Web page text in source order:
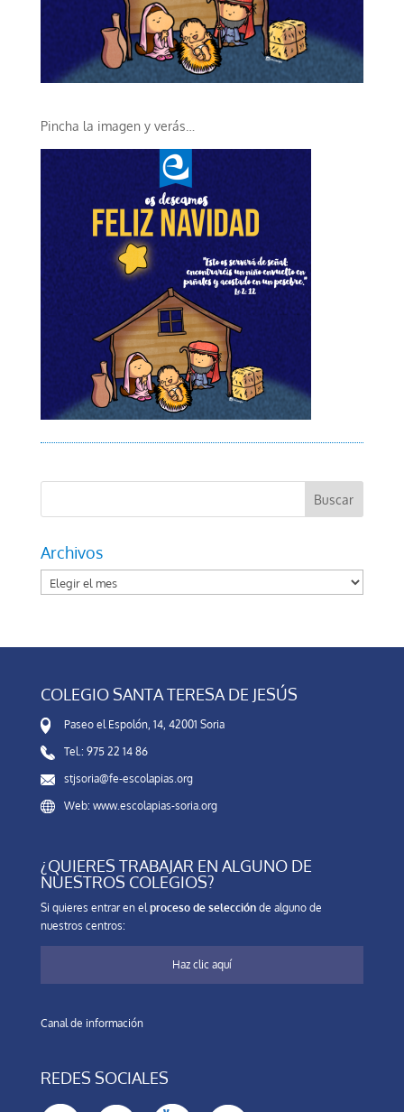
Pincha la imagen y verás…
Archivos
Archivos
COLEGIO SANTA TERESA DE JESÚS
Paseo el Espolón, 14, 42001 Soria
Tel.: 975 22 14 86
stjsoria@fe-escolapias.org
Web: www.escolapias-soria.org
¿QUIERES TRABAJAR EN ALGUNO DE
NUESTROS COLEGIOS?
Si quieres entrar en el proceso de selecciónde alguno de
nuestros centros:
Haz clic aquí
Canal de información
REDES SOCIALES